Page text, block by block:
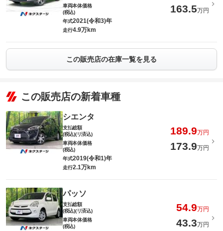
車両本体価格
(税込)
163.5万円
年式2021(令和3)年
走行4.9万km
この販売店の在庫一覧を見る
この販売店の新着車種
シエンタ
支払総額
(税込)(リ済込)
189.9万円
車両本体価格
(税込)
173.9万円
年式2019(令和1)年
走行2.1万km
パッソ
支払総額
(税込)(リ済込)
54.9万円
車両本体価格
(税込)
43.3万円